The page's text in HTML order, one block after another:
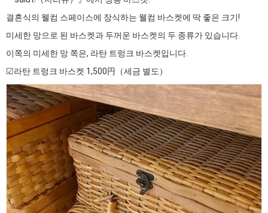
결혼식의 웰컴 스페이스에 장식하는 웰컴 바스켓에 딱 좋은 크기!
미세한 망으로 된 바스켓과 두꺼운 바스켓의 두 종류가 있습니다.
이쪽의 미세한 망 쪽은, 라탄 트렁크 바스켓입니다.
☑라탄 트렁크 바스켓 1,500円（세금 별도）